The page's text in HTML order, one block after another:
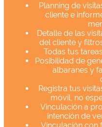
Planning de
cliente e
Detalle de las
del cliente y
Todas tus
Posibilidad de
albaranes y
Registra tus
móvil, no
Vinculación a
intención de
Vinculación con